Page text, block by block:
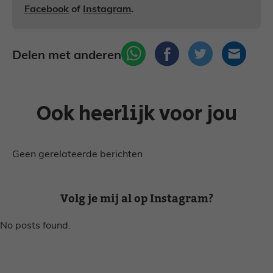
Facebook of Instagram.
Delen met anderen
Ook heerlijk voor jou
Geen gerelateerde berichten
Volg je mij al op Instagram?
No posts found.